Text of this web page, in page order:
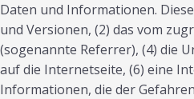
Daten und Informationen.
und Versionen, (2) das vom
(sogenannte Referrer), (4) die
auf die Internetseite, (6) eine
Informationen, die der